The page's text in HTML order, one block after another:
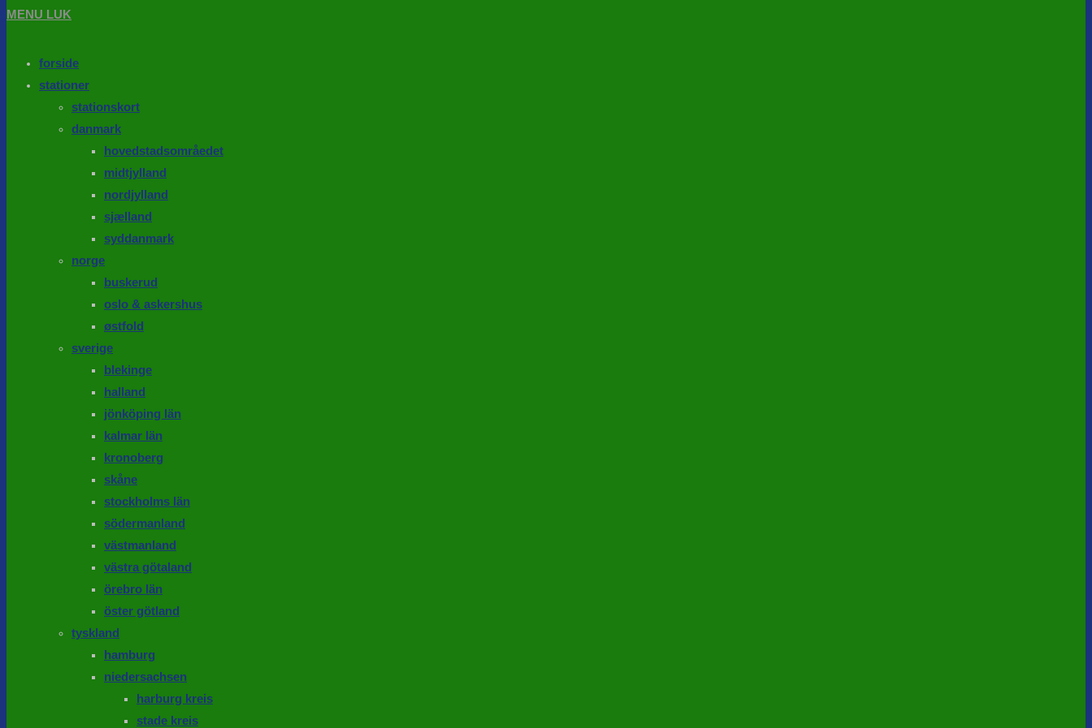
MENU LUK
forside
stationer
stationskort
danmark
hovedstadsområedet
midtjylland
nordjylland
sjælland
syddanmark
norge
buskerud
oslo & askershus
østfold
sverige
blekinge
halland
jönköping län
kalmar län
kronoberg
skåne
stockholms län
södermanland
västmanland
västra götaland
örebro län
öster götland
tyskland
hamburg
niedersachsen
harburg kreis
stade kreis